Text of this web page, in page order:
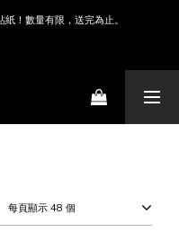
！數量有限，送完為止。
每頁顯示 48 個